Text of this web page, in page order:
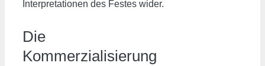
Interpretationen des Festes wider.
Die
Kommerzialisierung